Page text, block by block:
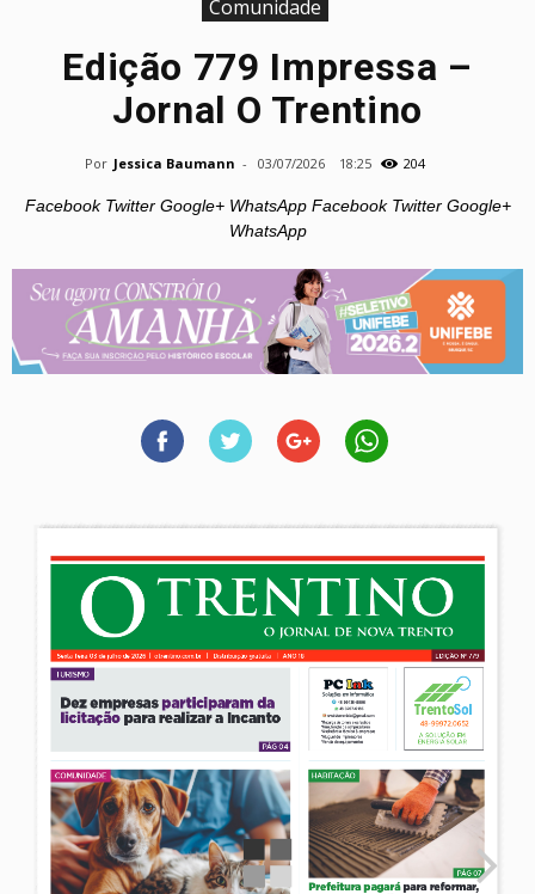
Comunidade
Edição 779 Impressa –
Jornal O Trentino
Por Jessica Baumann - 03/07/2026 18:25 204
Facebook Twitter Google+ WhatsApp Facebook Twitter Google+
WhatsApp